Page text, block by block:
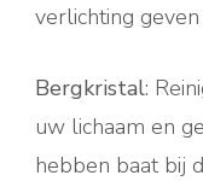
verlichting
Bergkristal:
uw lichaam en
hebben baat bij